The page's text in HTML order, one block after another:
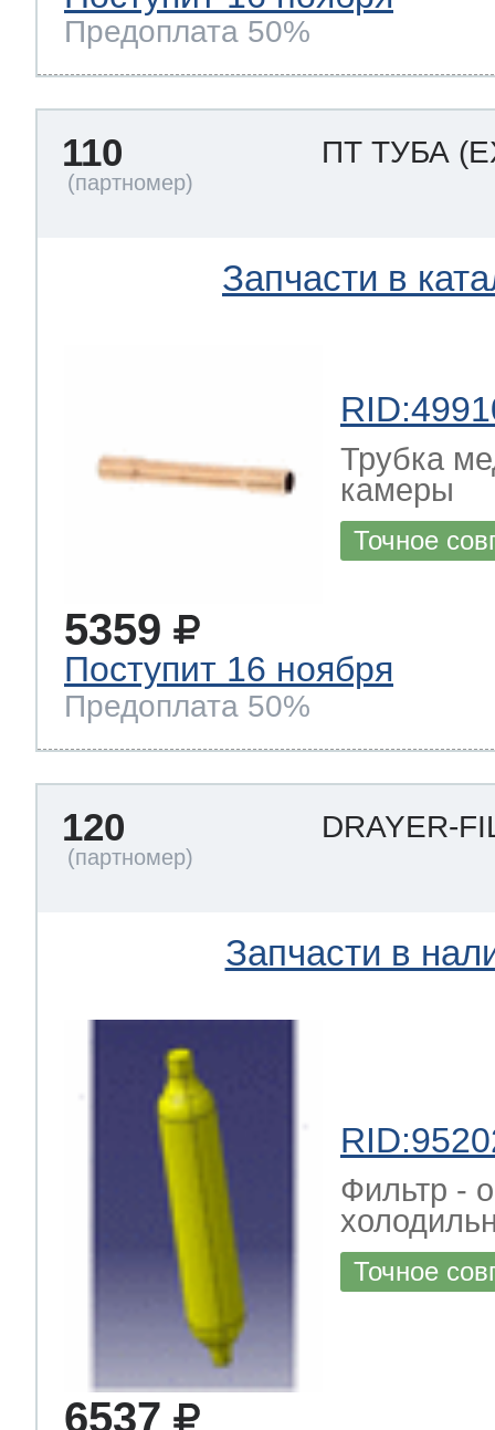
Предоплата 50%
110 ПТ ТУБА
Запчасти в
Трубка
камеры
Точное
5359
Поступит 16 ноября
Предоплата 50%
120 DRAYER-
Запчасти в
Фильтр -
Точное
6537